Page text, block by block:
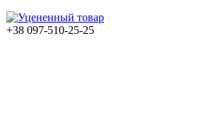
+38 097-510-25-25